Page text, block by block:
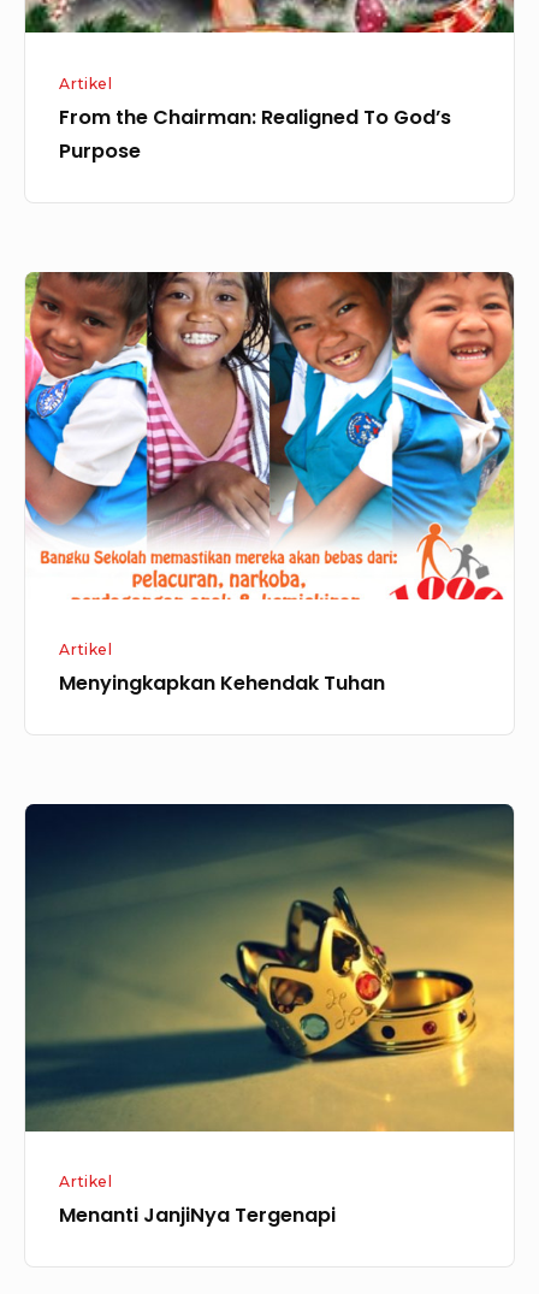
Artikel
From the Chairman: Realigned To God’s
Purpose
Menyingkapkan
Kehendak
Tuhan
Artikel
Menyingkapkan Kehendak Tuhan
Menanti
Artikel
Menanti JanjiNya Tergenapi